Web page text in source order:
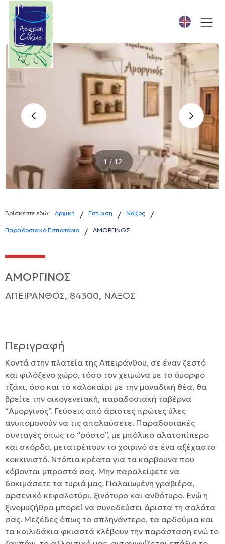
‹ ›
1 / 12
Βρίσκεστε εδώ: Αρχική / Εστίαση / Νάξος /
Παραδοσιακό Εστιατόριο / ΑΜΟΡΓΙΝΟΣ
ΑΜΟΡΓΙΝΟΣ
ΑΠΕΙΡΑΝΘΟΣ, 84300, ΝΑΞΟΣ
Περιγραφή
Κοντά στην πλατεία της Απειράνθου, σε έναν ζεστό
και φιλόξενο χώρο, τόσο τον χειμώνα με το όμορφο
τζάκι, όσο και το καλοκαίρι με την μοναδική θέα, θα
βρείτε την οικογενειακή, παραδοσιακή ταβέρνα
“Αμοργινός”. Γεύσεις από άριστες πρώτες ύλες
ανυπομονούν να τις απολαύσετε. Παραδοσιακές
συνταγές όπως το “ρόστο”, με μπόλικο αλατοπίπερο
και σκόρδο, μετατρέπουν το χοιρινό σε ένα αξέχαστο
κοκκινιστό. Ντόπια κρέατα για τα καρβουνα που
κόβονται μπροστά σας. Μην παραλείψετε να
δοκιμάσετε τα τυριά μας. Παλαιωμένη γραβιέρα,
αρσενικό κεφαλοτύρι, ξινότυρο και ανθότυρο. Ενώ η
ξινομυζήθρα μπορεί να συνοδεύσει άριστα τη σαλάτα
σας. Μεζέδες όπως το σπληνάντερο, τα αρδούμια και
τα κοιλιδάκια φκιαστά κλέβουν την παράσταση ενώ το